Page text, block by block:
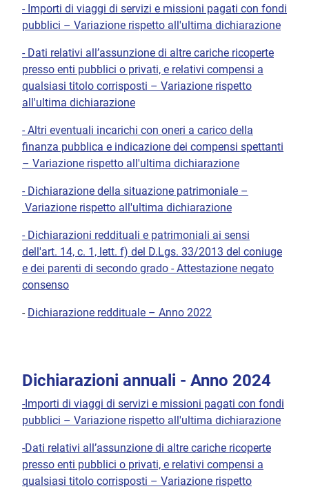
- Importi di viaggi di servizi e missioni pagati con fondi
pubblici – Variazione rispetto all'ultima dichiarazione
- Dati relativi all’assunzione di altre cariche ricoperte
presso enti pubblici o privati, e relativi compensi a
qualsiasi titolo corrisposti – Variazione rispetto
all'ultima dichiarazione
- Altri eventuali incarichi con oneri a carico della
finanza pubblica e indicazione dei compensi spettanti
– Variazione rispetto all'ultima dichiarazione
- Dichiarazione della situazione patrimoniale –
Variazione rispetto all'ultima dichiarazione
- Dichiarazioni reddituali e patrimoniali ai sensi
dell'art. 14, c. 1, lett. f) del D.Lgs. 33/2013 del coniuge
e dei parenti di secondo grado - Attestazione negato
consenso
- Dichiarazione reddituale – Anno 2022
Dichiarazioni annuali - Anno 2024
-Importi di viaggi di servizi e missioni pagati con fondi
pubblici – Variazione rispetto all'ultima dichiarazione
-Dati relativi all’assunzione di altre cariche ricoperte
presso enti pubblici o privati, e relativi compensi a
qualsiasi titolo corrisposti – Variazione rispetto